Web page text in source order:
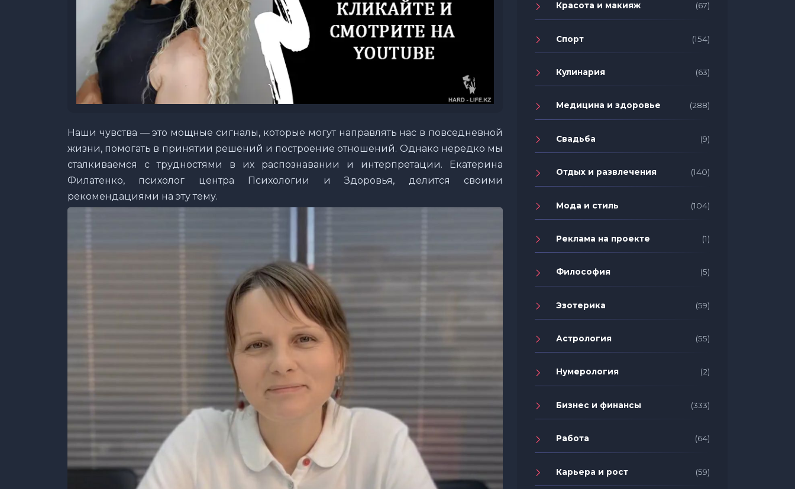
Наши чувства — это мощные сигналы, которые могут направлять нас в повседневной
жизни, помогать в принятии решений и построение отношений. Однако нередко мы
сталкиваемся с трудностями в их распознавании и интерпретации. Екатерина
Филатенко, психолог центра Психологии и Здоровья, делится своими
рекомендациями на эту тему.
Красота и макияж (67)
Спорт (154)
Кулинария (63)
Медицина и здоровье (288)
Свадьба (9)
Отдых и развлечения (140)
Мода и стиль (104)
Реклама на проекте (1)
Философия (5)
Эзотерика (59)
Астрология (55)
Нумерология (2)
Бизнес и финансы (333)
Работа (64)
Карьера и рост (59)